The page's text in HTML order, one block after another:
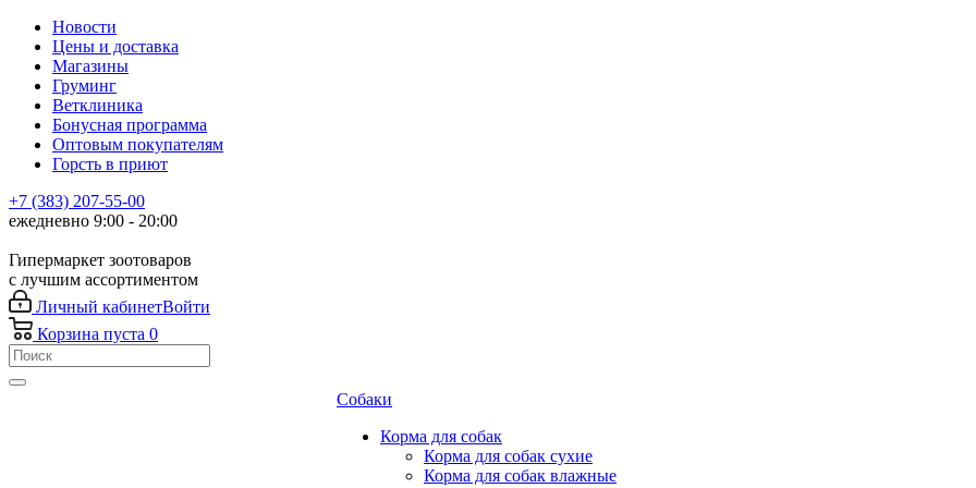
Новости
Цены и доставка
Магазины
Груминг
Ветклиника
Бонусная программа
Оптовым покупателям
Горсть в приют
+7 (383) 207-55-00
ежедневно 9:00 - 20:00
Гипермаркет зоотоваров
с лучшим ассортиментом
Личный кабинетВойти
Корзина пуста 0
Собаки
Корма для собак
Корма для собак сухие
Корма для собак влажные